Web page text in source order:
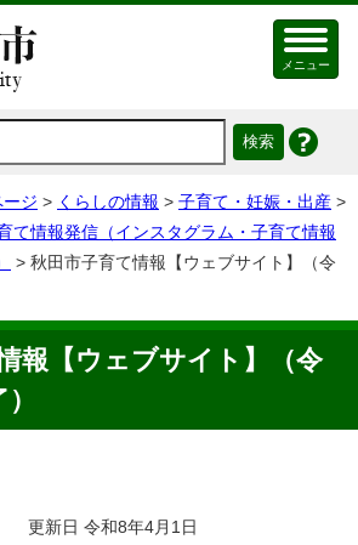
メニュー
ージ > くらしの情報 > 子育て・妊娠・出産 >
て情報発信（インスタグラム・子育て情報
> 秋田市子育て情報【ウェブサイト】（令
報【ウェブサイト】（令
更新日 令和8年4月1日